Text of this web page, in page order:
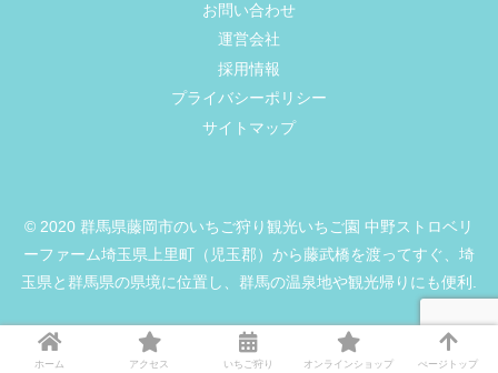
お問い合わせ
運営会社
採用情報
プライバシーポリシー
サイトマップ
© 2020 群馬県藤岡市のいちご狩り観光いちご園 中野ストロベリ
ーファーム埼玉県上里町（児玉郡）から藤武橋を渡ってすぐ、埼
玉県と群馬県の県境に位置し、群馬の温泉地や観光帰りにも便利.
ホーム アクセス いちご狩り オンラインショップ ぺージトップ